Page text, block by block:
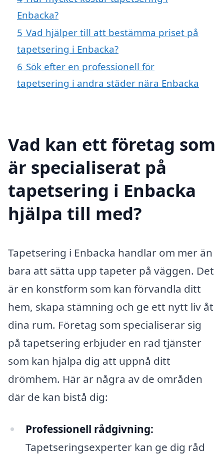
Enbacka?
5 Vad hjälper till att bestämma priset på
tapetsering i Enbacka?
6 Sök efter en professionell för
tapetsering i andra städer nära Enbacka
Vad kan ett företag som
är specialiserat på
tapetsering i Enbacka
hjälpa till med?
Tapetsering i Enbacka handlar om mer än
bara att sätta upp tapeter på väggen. Det
är en konstform som kan förvandla ditt
hem, skapa stämning och ge ett nytt liv åt
dina rum. Företag som specialiserar sig
på tapetsering erbjuder en rad tjänster
som kan hjälpa dig att uppnå ditt
drömhem. Här är några av de områden
där de kan bistå dig:
Professionell rådgivning:
Tapetseringsexperter kan ge dig råd